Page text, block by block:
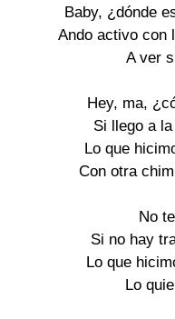
Baby, ¿dónde
Ando activo con
A ver
Hey, ma,
Si llego a
Lo que
Con otra
No
Si no hay
Lo que
Lo